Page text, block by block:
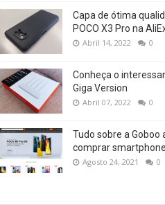
Capa de ótima
POCO X3 Pro na
Abril 14, 2022 0
Conheça o
Giga Version
Abril 07, 2022 0
Tudo sobre a Goboo
comprar
Agosto 24, 2021 0